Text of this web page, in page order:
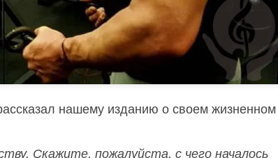
нашему изданию о своем жизненном
Скажите, пожалуйста, с чего началось